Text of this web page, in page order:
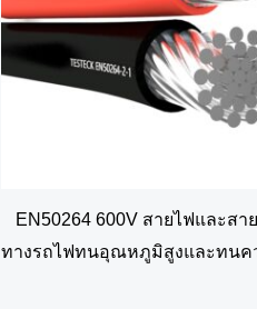
EN50264 600V สายไฟและสาย
ทางรถไฟทนอุณหภูมิสูงและทนค